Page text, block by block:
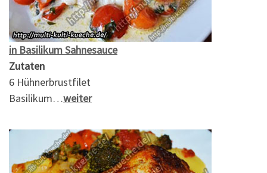
in Basilikum Sahnesauce
Zutaten
6 Hühnerbrustfilet
Basilikum…weiter